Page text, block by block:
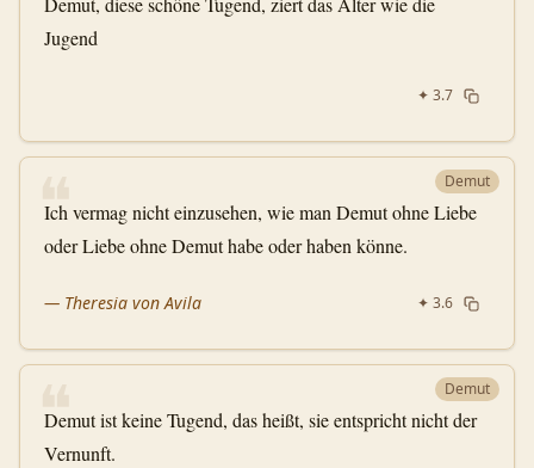
Jugend
✦ 3.7
Demut
❝
Ich vermag nicht einzusehen, wie man Demut ohne Liebe
oder Liebe ohne Demut habe oder haben könne.
— Theresia von Avila ✦ 3.6
Demut
❝
Demut ist keine Tugend, das heißt, sie entspricht nicht der
Vernunft.